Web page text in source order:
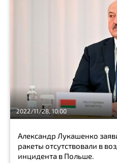
туалет
каминг-
аут
Блогер
победа
2022/11/28, 10:00
Александр Лукашенко
ракеты отсутствовали в
инцидента в Польше.